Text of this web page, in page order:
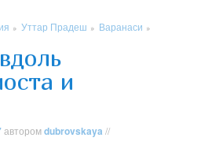
»Уттар Прадеш » Варанаси »
и
авторомdubrovskaya //